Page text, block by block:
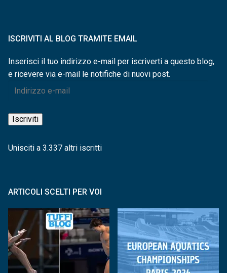
ISCRIVITI AL BLOG TRAMITE EMAIL
Inserisci il tuo indirizzo e-mail per iscriverti a questo blog,
e ricevere via e-mail le notifiche di nuovi post.
Indirizzo
mail
Iscriviti
Unisciti a 3.337 altri iscritti
ARTICOLI SCELTI PER VOI